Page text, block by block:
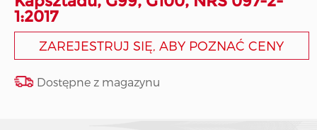
1:2017
ZAREJESTRUJ SIĘ, ABY POZNAĆ CENY
Dostępne z magazynu